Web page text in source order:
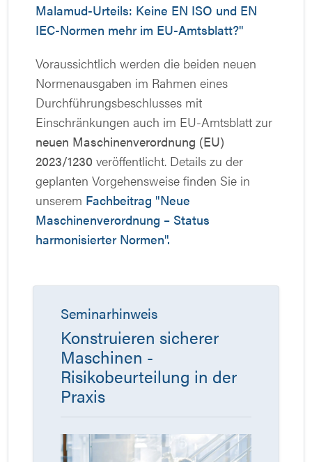
Malamud-Urteils: Keine EN ISO und EN
IEC-Normen mehr im EU-Amtsblatt?"
Voraussichtlich werden die beiden neuen
Normenausgaben im Rahmen eines
Durchführungsbeschlusses mit
Einschränkungen auch im EU-Amtsblatt zur
neuen Maschinenverordnung (EU)
2023/1230 veröffentlicht. Details zu der
geplanten Vorgehensweise finden Sie in
unserem Fachbeitrag "Neue
Maschinenverordnung – Status
harmonisierter Normen".
Seminarhinweis
Konstruieren sicherer
Maschinen -
Risikobeurteilung in der
Praxis